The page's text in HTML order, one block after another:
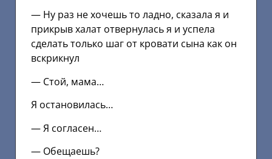
— Ну раз не хочешь то ладно, сказала я и
прикрыв халат отвернулась я и успела
сделать только шаг от кровати сына как он
вскрикнул
— Стой, мама…
Я остановилась…
— Я согласен…
— Обещаешь?